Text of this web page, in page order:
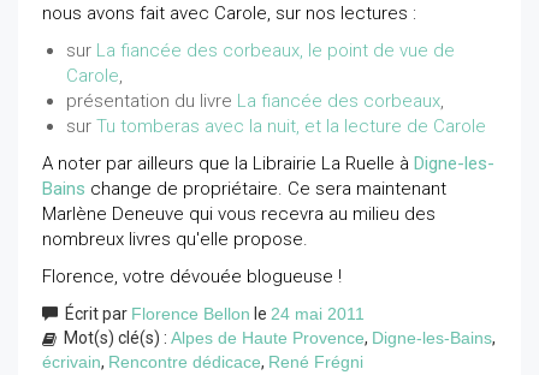
nous avons fait avec Carole, sur nos lectures :
sur La fiancée des corbeaux, le point de vue de
Carole,
présentation du livre La fiancée des corbeaux,
sur Tu tomberas avec la nuit, et la lecture de Carole
A noter par ailleurs que la Librairie La Ruelle à Digne-les-
Bains change de propriétaire. Ce sera maintenant
Marlène Deneuve qui vous recevra au milieu des
nombreux livres qu'elle propose.
Florence, votre dévouée blogueuse !
Écrit par Florence Bellon le 24 mai 2011
Mot(s) clé(s) : Alpes de Haute Provence, Digne-les-Bains,
écrivain, Rencontre dédicace, René Frégni